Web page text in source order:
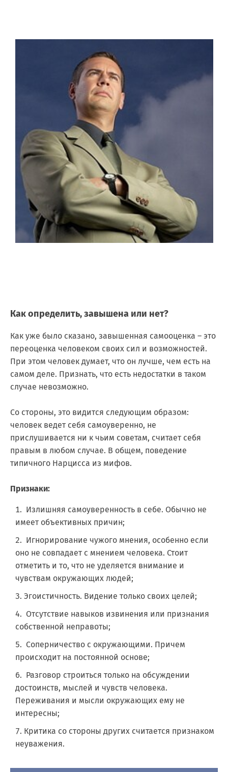
Как определить, завышена или нет?
Как уже было сказано, завышенная самооценка – это
переоценка человеком своих сил и возможностей.
При этом человек думает, что он лучше, чем есть на
самом деле. Признать, что есть недостатки в таком
случае невозможно.
Со стороны, это видится следующим образом:
человек ведет себя самоуверенно, не
прислушивается ни к чьим советам, считает себя
правым в любом случае. В общем, поведение
типичного Нарцисса из мифов.
Признаки:
Излишняя самоуверенность в себе. Обычно не
имеет объективных причин;
Игнорирование чужого мнения, особенно если
оно не совпадает с мнением человека. Стоит
отметить и то, что не уделяется внимание и
чувствам окружающих людей;
Эгоистичность. Видение только своих целей;
Отсутствие навыков извинения или признания
собственной неправоты;
Соперничество с окружающими. Причем
происходит на постоянной основе;
Разговор строиться только на обсуждении
достоинств, мыслей и чувств человека.
Переживания и мысли окружающих ему не
интересны;
Критика со стороны других считается признаком
неуважения.